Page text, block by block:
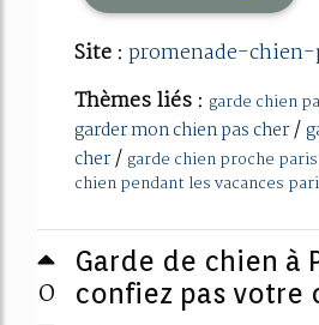
Site : promenade-
Thèmes liés : garde chien
garder mon chien pas cher/
cher/ garde chien proche paris
chien pendant les vacances
0
Garde de chien à
confiez pas votre